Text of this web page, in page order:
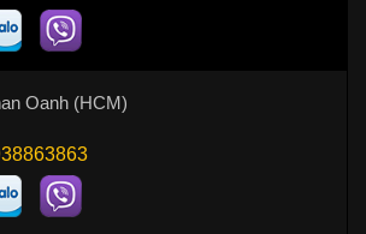
Oanh (HCM)